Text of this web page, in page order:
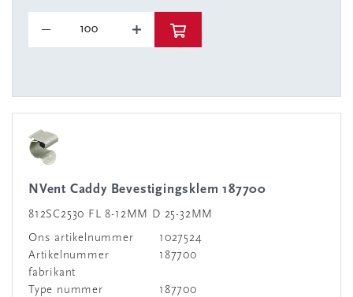
nVent Caddy Bevestigingsklem 187700
812SC2530 FL 8-12MM D 25-32MM
Ons artikelnummer
1027524
Artikelnummer
fabrikant
187700
Type nummer 187700